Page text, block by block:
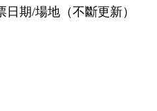
期/場地（不斷更新）